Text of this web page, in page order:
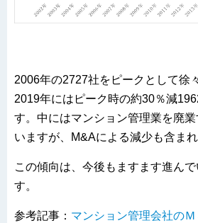
2006年の2727社をピークとして徐
2019年にはピーク時の約30％減
す。中にはマンション管理業を廃
いますが、M&Aによる減少も含まれ
この傾向は、今後もますます進ん
す。
参考記事： マンション管理会社の